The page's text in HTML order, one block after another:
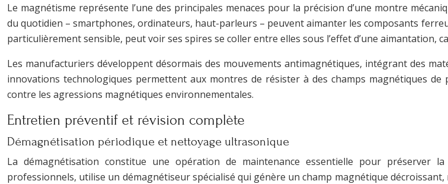
Le magnétisme représente l’une des principales menaces pour la précision d’une montre
du quotidien – smartphones, ordinateurs, haut-parleurs – peuvent aimanter les composants
particulièrement sensible, peut voir ses spires se coller entre elles sous l’effet d’une aimantation,
Les manufacturiers développent désormais des mouvements antimagnétiques, intégrant des
innovations technologiques permettent aux montres de résister à des champs magnétiques
contre les agressions magnétiques environnementales.
Entretien préventif et révision complète
Démagnétisation périodique et nettoyage ultrasonique
La démagnétisation constitue une opération de maintenance essentielle pour préserver
professionnels, utilise un démagnétiseur spécialisé qui génère un champ magnétique